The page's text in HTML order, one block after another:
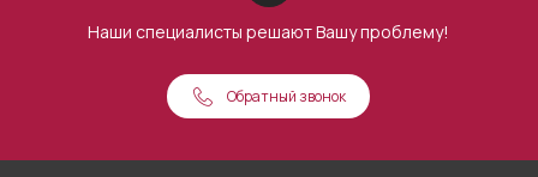
Наши специалисты решают Вашу проблему!
Обратный звонок